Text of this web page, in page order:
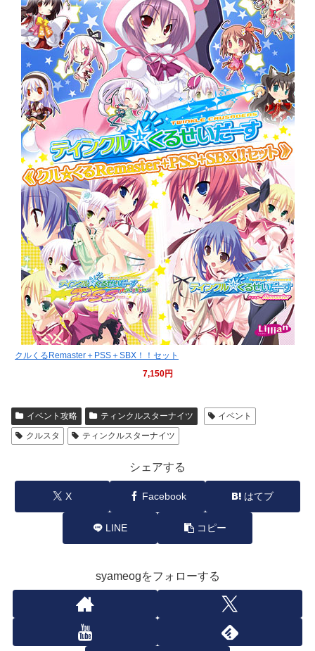
クルくるRemaster＋PSS＋SBX！！セット
7,150円
イベント攻略 ティンクルスターナイツ
イベント
クルスタ
ティンクルスターナイツ
シェアする
X Facebook はてブ
LINE コピー
syameogをフォローする